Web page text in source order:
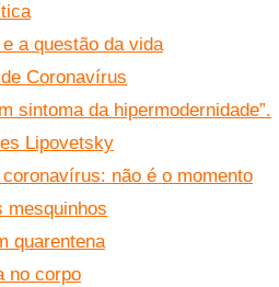
a questão da vida
Coronavírus
sintoma da hipermodernidade”.
Lipovetsky
não é o momento
mesquinhos
quarentena
no corpo